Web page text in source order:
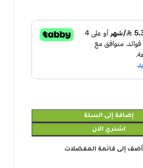
إضافة إلى السلة
اشتري الآن
أضف إلى قائمة المفضلات